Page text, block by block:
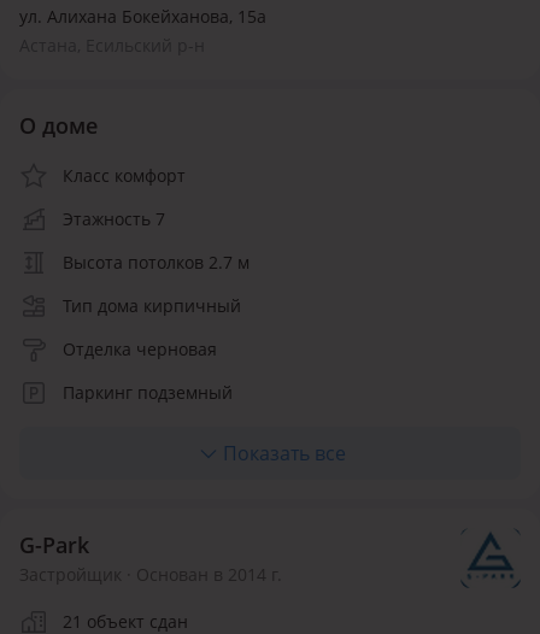
ул. Алихана Бокейханова, 15а
О доме
Класс комфорт
Этажность 7
Высота потолков 2.7 м
Тип дома кирпичный
Отделка черновая
Паркинг подземный
Показать все
G-Park
Застройщик · Основан в 2014 г.
21 объект сдан